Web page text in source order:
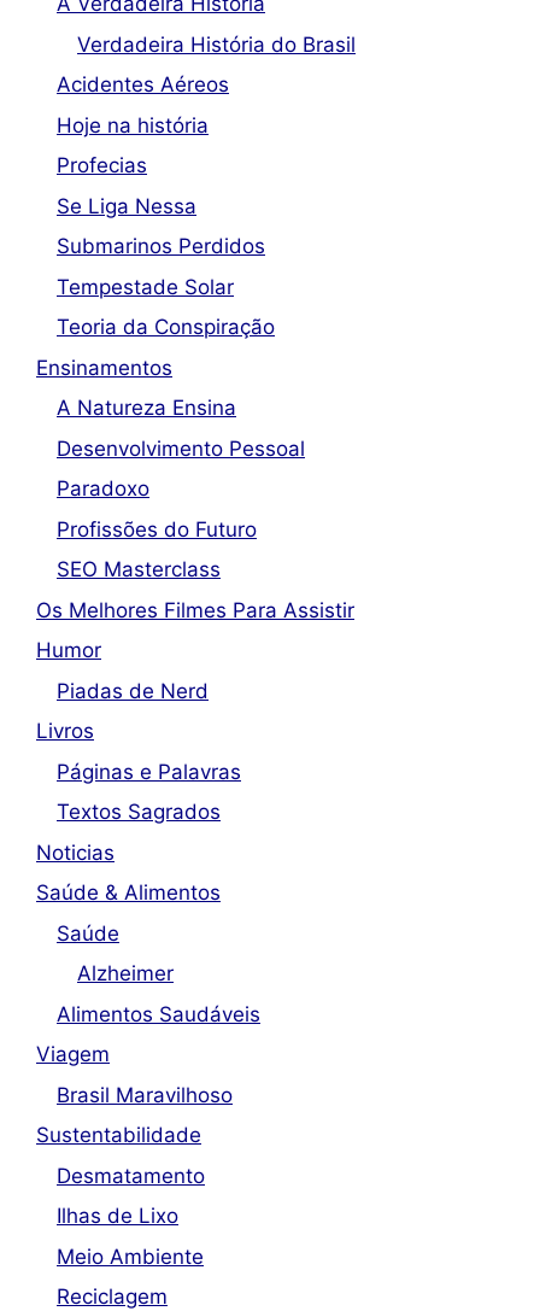
Verdadeira História do Brasil
Acidentes Aéreos
Hoje na história
Profecias
Se Liga Nessa
Submarinos Perdidos
Tempestade Solar
Teoria da Conspiração
Ensinamentos
A Natureza Ensina
Desenvolvimento Pessoal
Paradoxo
Profissões do Futuro
SEO Masterclass
Os Melhores Filmes Para Assistir
Humor
Piadas de Nerd
Livros
Páginas e Palavras
Textos Sagrados
Noticias
Saúde & Alimentos
Saúde
Alzheimer
Alimentos Saudáveis
Viagem
Brasil Maravilhoso
Sustentabilidade
Desmatamento
Ilhas de Lixo
Meio Ambiente
Reciclagem